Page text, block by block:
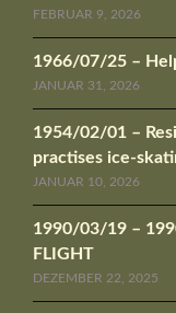
FEBRUAR 9, 2026
1966/07/25 –
JANUAR 31, 2026
1954/02/01 –
practises ice-
JANUAR 10, 2026
1990/03/19 –
FLIGHT
DEZEMBER 22, 2025